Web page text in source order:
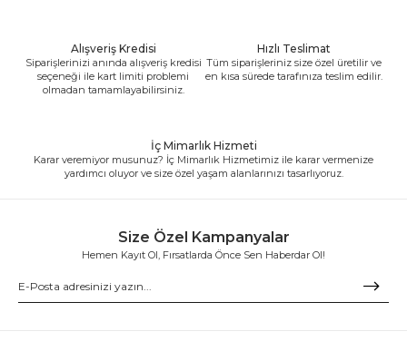
Alışveriş Kredisi
Siparişlerinizi anında alışveriş kredisi
seçeneği ile kart limiti problemi
olmadan tamamlayabilirsiniz.
Hızlı Teslimat
Tüm siparişleriniz size özel üretilir ve
en kısa sürede tarafınıza teslim edilir.
İç Mimarlık Hizmeti
Karar veremiyor musunuz? İç Mimarlık Hizmetimiz ile karar vermenize
yardımcı oluyor ve size özel yaşam alanlarınızı tasarlıyoruz.
Size Özel Kampanyalar
Hemen Kayıt Ol, Fırsatlarda Önce Sen Haberdar Ol!